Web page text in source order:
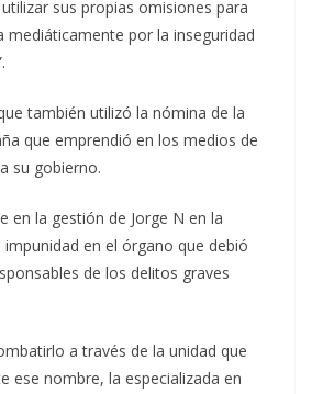
sus propias omisiones para
mediáticamente por la inseguridad
también utilizó la nómina de la
que emprendió en los medios de
su gobierno.
en la gestión de Jorge N en la
en el órgano que debió
de los delitos graves
a través de la unidad que
ese nombre, la especializada en